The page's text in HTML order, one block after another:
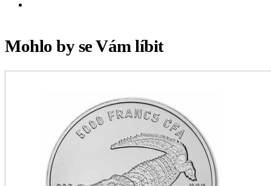
Mohlo by se Vám líbit